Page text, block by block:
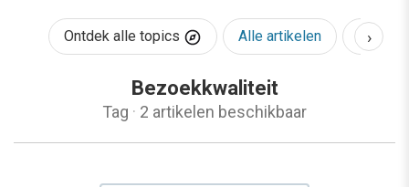
Ontdek alle topics Alle artikelen AI &
›
Bezoekkwaliteit
Tag · 2 artikelen beschikbaar